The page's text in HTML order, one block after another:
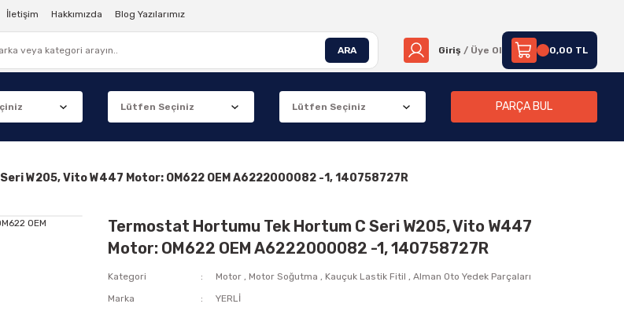
İletişim Hakkımızda Blog Yazılarımız
ARA Giriş / Üye Ol 0,00 TL
PARÇA BUL
W205, Vito W447 Motor: OM622 OEM A6222000082 -1, 140758727R
Termostat Hortumu Tek Hortum C Seri W205, Vito W447
Motor: OM622 OEM A6222000082 -1, 140758727R
Kategori Motor , Motor Soğutma , Kauçuk Lastik Fitil ,Alman Oto Yedek Parçaları
Marka
YERLİ